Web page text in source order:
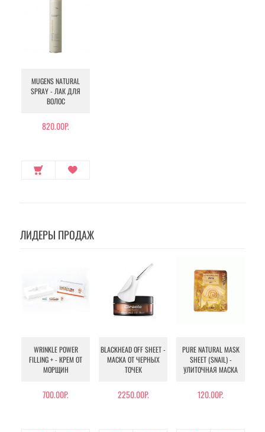
MUGENS NATURAL
SPRAY - ЛАК ДЛЯ
ВОЛОС
820.00Р.
ЛИДЕРЫ ПРОДАЖ
WRINKLE POWER
FILLING + - КРЕМ ОТ
МОРЩИН
700.00Р.
BLACKHEAD OFF SHEET -
МАСКА ОТ ЧЕРНЫХ
ТОЧЕК
2250.00Р.
PURE NATURAL MASK
SHEET (SNAIL) -
УЛИТОЧНАЯ МАСКА
120.00Р.